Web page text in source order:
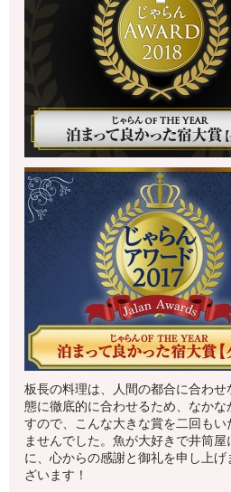
板長の料理は、人間の都合に合わ
態に徹底的に合わせるため、なか
すので、こんな大きな賞を二回も
ませんでした。魚が大好きで井筒
に、心からの感謝と御礼を申し上
ざいます！